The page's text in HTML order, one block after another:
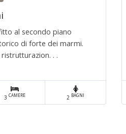
al secondo piano
di forte dei marmi.
. .
3CAMERE 2 BAGNI